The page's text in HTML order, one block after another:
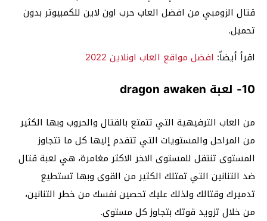
قتال الزومبي من افضل العاب حرب اون لاين للكمبيوتر بدون
تحميل.
اقرأ أيضاً: افضل مواقع العاب اونلاين 2022
10- لعبة dragon awaken
من العاب الترفيهية التي تتمتع بالقتال والحروب وبها الكثير
من المراحل والمستويات التي تتقدم إليها كل ما تتجاوز
المستوى تنتقل للمستوى الاخر الاكثر مغامرة، هي لعبة قتال
ضد التنانين التي تمتلك الكثير من القوى وبها تستطيع
تدميرك وقتالك ولذلك عليك تحصين نفسك من خطر التنانين،
من خلال تزويد قوتك بتجاوز كل مستوى.